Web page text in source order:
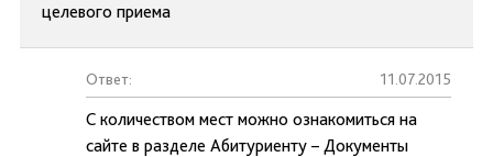
целевого приема
Ответ: 11.07.2015
С количеством мест можно ознакомиться на
сайте в разделе Абитуриенту – Документы